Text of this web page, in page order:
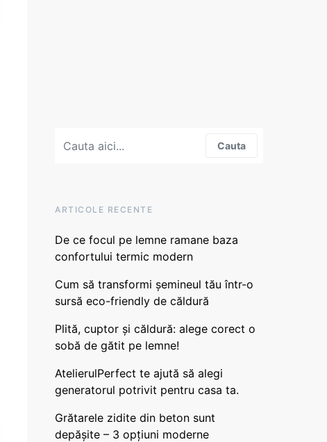
Cauta
ARTICOLE RECENTE
De ce focul pe lemne ramane baza
confortului termic modern
Cum să transformi șemineul tău într-o
sursă eco-friendly de căldură
Plită, cuptor și căldură: alege corect o
sobă de gătit pe lemne!
AtelierulPerfect te ajută să alegi
generatorul potrivit pentru casa ta.
Grătarele zidite din beton sunt
depășite – 3 opțiuni moderne